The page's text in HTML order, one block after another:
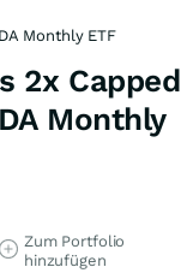
Monthly ETF
2x Capped
Monthly
Zum Portfolio
hinzufügen